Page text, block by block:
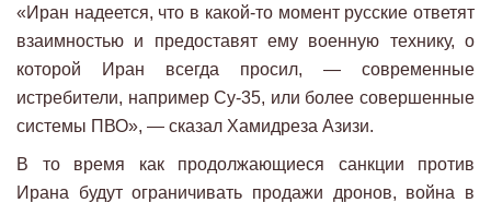
«Иран надеется, что в какой-то момент русские ответят
взаимностью и предоставят ему военную технику, о
которой Иран всегда просил, — современные
истребители, например Су-35, или более совершенные
системы ПВО», — сказал Хамидреза Азизи.
В то время как продолжающиеся санкции против
Ирана будут ограничивать продажи дронов, война в